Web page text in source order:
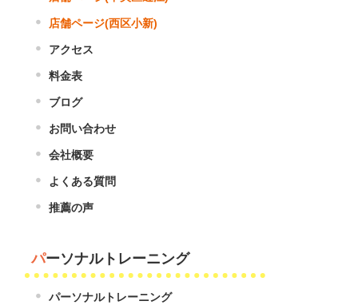
店舗ページ(西区小新)
アクセス
料金表
ブログ
お問い合わせ
会社概要
よくある質問
推薦の声
パーソナルトレーニング
パーソナルトレーニング